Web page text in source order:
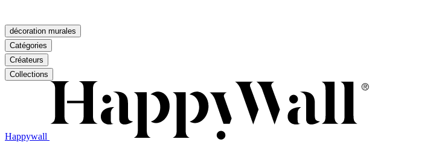
décoration murales
Catégories
Créateurs
Collections
Happywall